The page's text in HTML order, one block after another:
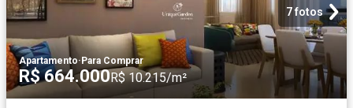
7 fotos
Apartamento· Para Comprar
R$ 664.000R$ 10.215/m²